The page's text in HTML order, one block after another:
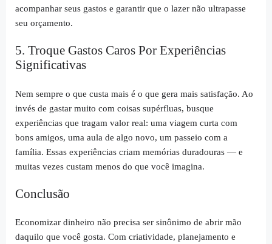
acompanhar seus gastos e garantir que o lazer não ultrapasse
seu orçamento.
5. Troque Gastos Caros Por Experiências
Significativas
Nem sempre o que custa mais é o que gera mais satisfação. Ao
invés de gastar muito com coisas supérfluas, busque
experiências que tragam valor real: uma viagem curta com
bons amigos, uma aula de algo novo, um passeio com a
família. Essas experiências criam memórias duradouras — e
muitas vezes custam menos do que você imagina.
Conclusão
Economizar dinheiro não precisa ser sinônimo de abrir mão
daquilo que você gosta. Com criatividade, planejamento e